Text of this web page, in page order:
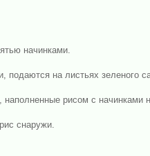
начинками.
подаются на листьях зеленого
наполненные рисом с начинками
снаружи.